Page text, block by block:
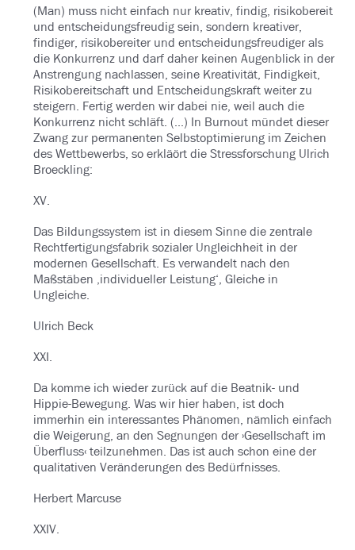
(Man) muss nicht einfach nur kreativ, findig, risikobereit
und entscheidungsfreudig sein, sondern kreativer,
findiger, risikobereiter und entscheidungsfreudiger als
die Konkurrenz und darf daher keinen Augenblick in der
Anstrengung nachlassen, seine Kreativität, Findigkeit,
Risikobereitschaft und Entscheidungskraft weiter zu
steigern. Fertig werden wir dabei nie, weil auch die
Konkurrenz nicht schläft. (...) In Burnout mündet dieser
Zwang zur permanenten Selbstoptimierung im Zeichen
des Wettbewerbs, so erkläört die Stressforschung Ulrich
Broeckling:
XV.
Das Bildungssystem ist in diesem Sinne die zentrale
Rechtfertigungsfabrik sozialer Ungleichheit in der
modernen Gesellschaft. Es verwandelt nach den
Maßstäben ‚individueller Leistung‘, Gleiche in
Ungleiche.
Ulrich Beck
XXI.
Da komme ich wieder zurück auf die Beatnik- und
Hippie-Bewegung. Was wir hier haben, ist doch
immerhin ein interessantes Phänomen, nämlich einfach
die Weigerung, an den Segnungen der ›Gesellschaft im
Überfluss‹ teilzunehmen. Das ist auch schon eine der
qualitativen Veränderungen des Bedürfnisses.
Herbert Marcuse
XXIV.